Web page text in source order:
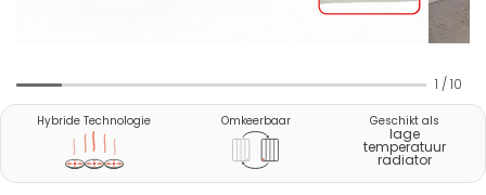
1 / 10
Hybride Technologie Omkeerbaar Geschikt als
lage
temperatuur
radiator